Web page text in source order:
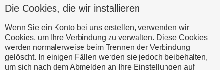
Die Cookies, die wir installieren
Wenn Sie ein Konto bei uns erstellen, verwenden wir
Cookies, um Ihre Verbindung zu verwalten. Diese Cookies
werden normalerweise beim Trennen der Verbindung
gelöscht. In einigen Fällen werden sie jedoch beibehalten,
um sich nach dem Abmelden an Ihre Einstellungen auf